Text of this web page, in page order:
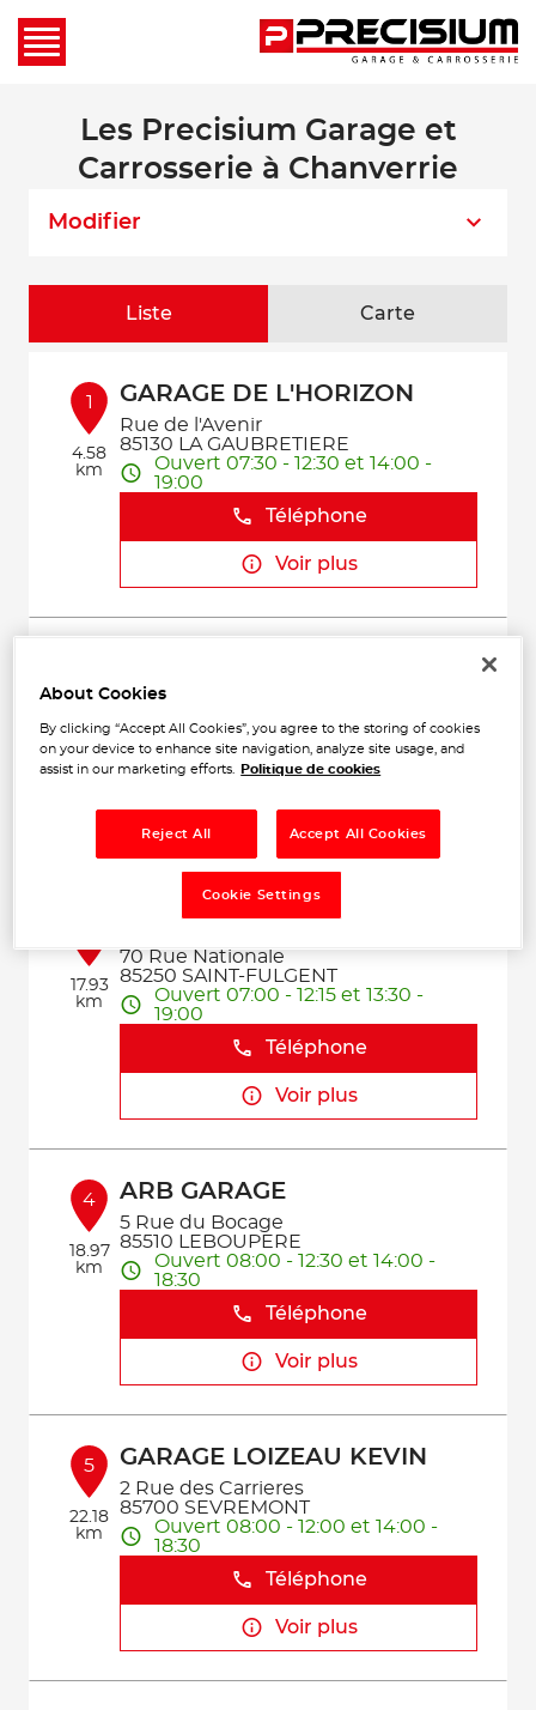
Les Precisium Garage et
Carrosserie à Chanverrie
Modifier
Liste Carte
1
4.58
km
GARAGE DE L'HORIZON
Rue de l'Avenir
85130 LA GAUBRETIERE
Ouvert 07:30 - 12:30 et 14:00 -
19:00
Téléphone
Voir plus
5.22
km
33 RUE FRANCOIS NICOLAS
Ouvert 07:30 - 12:00 et 14:00 -
18:30
Téléphone
Voir plus
17.93
km
GARAGE RETAILLEAU SARL
70 Rue Nationale
85250 SAINT-FULGENT
Ouvert 07:00 - 12:15 et 13:30 -
19:00
Téléphone
Voir plus
4
18.97
km
ARB GARAGE
5 Rue du Bocage
85510 LEBOUPERE
Ouvert 08:00 - 12:30 et 14:00 -
18:30
Téléphone
Voir plus
5
22.18
km
GARAGE LOIZEAU KEVIN
2 Rue des Carrieres
85700 SEVREMONT
Ouvert 08:00 - 12:00 et 14:00 -
18:30
Téléphone
Voir plus
About Cookies
By clicking “Accept All Cookies”, you agree to the storing of cookies
on your device to enhance site navigation, analyze site usage, and
assist in our marketing efforts.
Politique de cookies
Reject All Accept All Cookies
Cookie Settings